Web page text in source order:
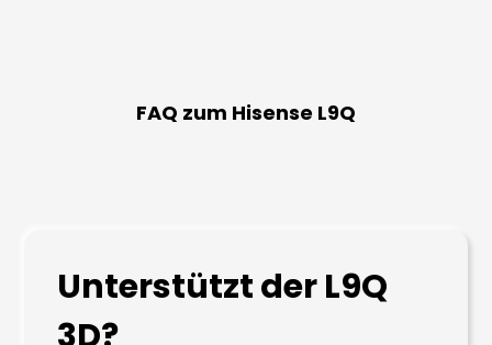
FAQ zum Hisense L9Q
Unterstützt der L9Q